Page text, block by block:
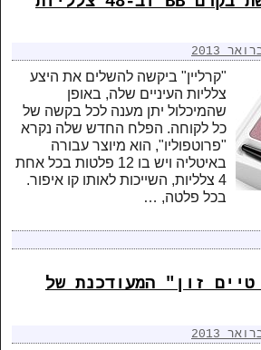
"קרליין" ביקשה להשלים את היצע
צלליות העיניים שלה, באופן
שהמיכלול יתן מענה לכל בקשה של
כל לקוחה. הפלח החדש שלה נקרא
"פרוטפוליו", הוא מיוצר עבורה
באיטליה ויש בו 12 פלטות בכל אחת
4 צלליות, השייכות לאותו קו איפור.
בכל פלטה, …
זון" המעודכנת של